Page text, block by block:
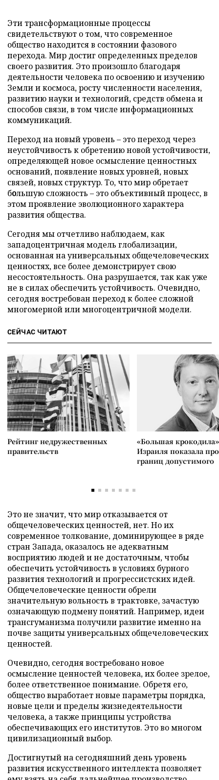
Эти трансформационные процессы
свидетельствуют о том, что современное
общество находится в состоянии фазового
перехода. Мир достиг определенных пределов
своего развития. Это произошло благодаря
деятельности человека по освоению и изучению
Земли и космоса, росту численности населения,
развитию науки и технологий, средств обмена и
способов связи, в том числе информационных
коммуникаций.
Переход на новый уровень – это переход через
неустойчивость к обретению новой устойчивости,
определяющей новое осмысление ценностных
оснований, появление новых уровней, новых
связей, новых структур. То, что мир обретает
большую сложность – это объективный процесс, в
этом проявление эволюционного характера
развития общества.
Сегодня мы отчетливо наблюдаем, как
западоцентричная модель глобализации,
основанная на универсальных общечеловеческих
ценностях, все более демонстрирует свою
несостоятельность. Она разрушается, так как уже
не в силах обеспечить устойчивость. Очевидно,
сегодня востребован переход к более сложной
многомерной или многоцентричной модели.
СЕЙЧАС ЧИТАЮТ
Рейтинг недружественных
правительств
«Большая
Израиля показала
границ допустимого
Это не значит, что мир отказывается от
общечеловеческих ценностей, нет. Но их
современное толкование, доминирующее в ряде
стран Запада, оказалось не адекватным
восприятию людей и не достаточным, чтобы
обеспечить устойчивость в условиях бурного
развития технологий и прогрессистских идей.
Общечеловеческие ценности обрели
значительную вольность в трактовке, зачастую
означающую подмену понятий. Например, идеи
трансгуманизма получили развитие именно на
почве защиты универсальных общечеловеческих
ценностей.
Очевидно, сегодня востребовано новое
осмысление ценностей человека, их более зрелое,
более ответственное понимание. Обретя его,
общество выработает новые параметры порядка,
новые цели и пределы жизнедеятельности
человека, а также принципы устройства
обеспечивающих его институтов. Это во многом
цивилизационный выбор.
Достигнутый на сегодняшний день уровень
развития искусственного интеллекта позволяет